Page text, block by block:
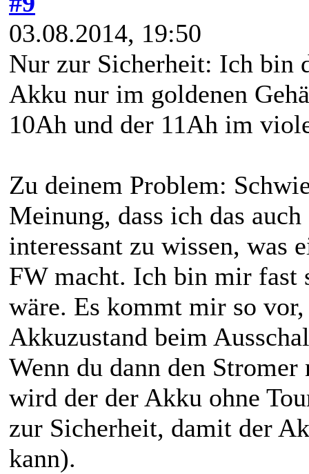
03.08.2014, 19:50
Nur zur Sicherheit: Ich bin
Akku nur im goldenen
10Ah und der 11Ah im
Zu deinem Problem:
Meinung, dass ich das
interessant zu wissen, was
FW macht. Ich bin mir fast
wäre. Es kommt mir so
Akkuzustand beim
Wenn du dann den Stromer
wird der der Akku ohne
zur Sicherheit, damit der
kann).